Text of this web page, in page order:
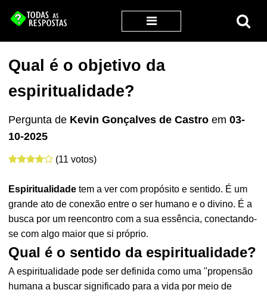
Qual é o objetivo da
espiritualidade?
Pergunta de Kevin Gonçalves de Castro em03-
10-2025
(11 votos)
Espiritualidade tem a ver com propósito e sentido. É um
grande ato de conexão entre o ser humano e o divino. É a
busca por um reencontro com a sua essência, conectando-
se com algo maior que si próprio.
Qual é o sentido da espiritualidade?
A espiritualidade pode ser definida como uma "propensão
humana a buscar significado para a vida por meio de